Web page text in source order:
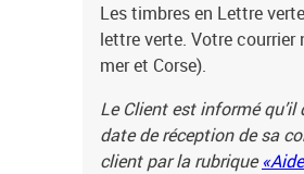
Les timbres en Lettre
lettre verte. Votre
mer et Corse).
Le Client est informé
date de réception de sa
client par la rubrique